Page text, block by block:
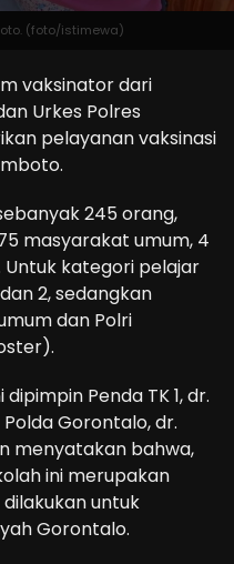
(foto/istimewa)
vaksinator dari
Urkes Polres
pelayanan vaksinasi
245 orang,
masyarakat umum, 4
Untuk kategori pelajar
2, sedangkan
dan Polri
Penda TK 1, dr.
Gorontalo, dr.
menyatakan bahwa,
ini merupakan
untuk
Gorontalo.